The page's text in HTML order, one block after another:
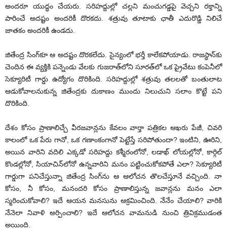
అందరూ యుద్ధం చేయరు. సరిహద్దుల్లో చల్లని మంచుగడ్డపై వెచ్చని రక్తాన్ని
పారించే అదష్టం అందరికీ దొరకదు. శత్రువు తూటాకు ఛాతీ ఎదురొడ్డి నిలిచే
జాతకం అందరికీ ఉండదు.
జితేంద్ర సింగ్‌కూ ఆ అదష్టం దొరకలేదు. సైన్యంలో భర్తీ కాలేకపోయాడు. రాజస్థాన్‌కు
చెందిన ఈ వ్యక్తికి పన్నెండు వేలకు గుజరాత్‌లోని సూరత్‌లో ఒక ప్రైవేటు కంపెనీలో
సెక్యూరిటీ గార్డు ఉద్యోగం దొరికింది. సరిహద్దుల్లో శత్రువు తలలతో బంతులాట
ఆడుకోవాలనుకున్న జితేంద్రకు దుకాణం ముందు నిలుచుని సలాం కొట్టే పని
దొరికింది.
దేశం కోసం ప్రాణాలిచ్చే వీరజవాన్లను కేవలం వార్తా పత్రికల ఆఖరు పేజీ, చివరి
కాలంలో ఒక పేరు గానో, ఒక గణాంకంగానో పెట్టేస్తే సరిపోతుందా? ఇంటిని, ఊరిని,
అయిన వారిని వదిలి ఎక్కడో సరిహద్దు కశ్మీరంలోనో, లడాఖ్‌ లోయల్లోనో, కార్గిల్‌
కొండల్లోనో, సియాచిన్‌లోనో ఉన్నవారిని మనం పట్టించుకోకపోతే ఎలా? సెక్యూరిటీ
గార్డుగా పనిచేస్తున్నా జితేంద్ర సింగ్‌ను ఆ ఆలోచన తొలచేస్తూనే వచ్చింది. నా
కోసం, నీ కోసం, మనందరి కోసం ప్రాణాలిస్తున్న జవాన్లను మనం ఎలా
స్మరించుకోవాలి? ఇదే ఆయన మనసును ఆక్రమించింది. నేనేం చేయాలి? వారికి
నేనెలా నివాళి అర్పించాలి? ఇదే ఆలోచన వామనుడి నుంచి త్రివిక్రముడంత
అయింది.